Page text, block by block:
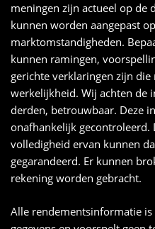
meningen zijn actueel op de
kunnen worden aangepast
marktomstandigheden.
kunnen ramingen,
gerichte verklaringen zijn
werkelijkheid. Wij achten de
derden, betrouwbaar. Deze
onafhankelijk gecontroleerd.
volledigheid ervan kunnen
gegarandeerd. Er kunnen
rekening worden gebracht.
Alle rendementsinformatie